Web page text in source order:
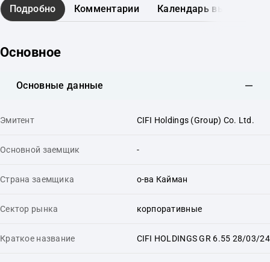
Подробно Комментарии Календарь выплат
Основное
Основные данные
Эмитент CIFI Holdings (Group) Co. Ltd.
Основной заемщик -
Страна заемщика о-ва Кайман
Сектор рынка корпоративные
Краткое название CIFI HOLDINGS GR 6.55 28/03/24